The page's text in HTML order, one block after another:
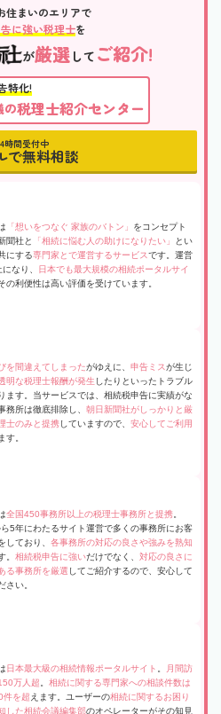
住まいのエリアで
に強い税理士を
が厳選して ご紹介!
特化!
の税理士紹介センター
時間受付中
で無料相談
「想いをつなぐ 家族のバトン」 をコンセプト
聞社と
「相続に悩む人の助けになりたい」
とい
にする専門家とで運営するサービスです。運営
なり、
日本でも最大規模の相続ポータルサイ
の利便性は高い評価を受けています。
を間違えてしまったがゆえに、 申告ミスが生じ
明な税理士報酬が発生 したりといったトラブル
ます。当サービスでは、相続税申告に実績がな
務所は徹底排除し、 朝日新聞社がしっかりと厳
士のみと提携していますので、 安心してご利用
す。
全国450事務所以上の税理士事務所と提携
5年にわたるサイト運営で多くの事務所にお客
しており、 各事務所の対応の良さや強みを熟知
。 相続税申告に強いだけでなく、 対応の良さに
る事務所を厳選 してご紹介するので、安心して
さい。
日本最大級の相続情報ポータルサイト
月間訪
万人超
相続に関する専門家への相談件数は
件を超 えます。ユーザーの相続に関するお困り
した相続会議編集部のオペレーターがその知見